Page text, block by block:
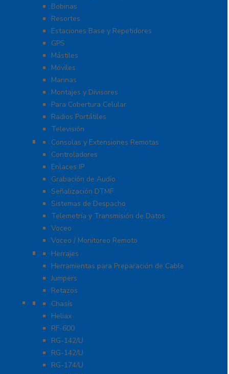
Bobinas
Resortes
Estaciones Base y Repetidores
GPS
Mástiles
Móviles
Marinas
Montajes y Divisores
Para Cobertura Celular
Radios Portátiles
Televisión
Aplicaciones y Soluciones
Consolas y Extensiones Remotas
Controladores
Enlaces IP
Grabación de Audio
Señalización DTMF
Sistemas de Despacho
Telemetría y Transmisión de Datos
Voceo
Voceo / Monitoreo Remoto
Cables
Herrajes
Herramientas para Preparación de Cable
Jumpers
Retazos
Conectores
Chasís
Heliax
RF-600
RG-142/U
RG-142/U
RG-174/U